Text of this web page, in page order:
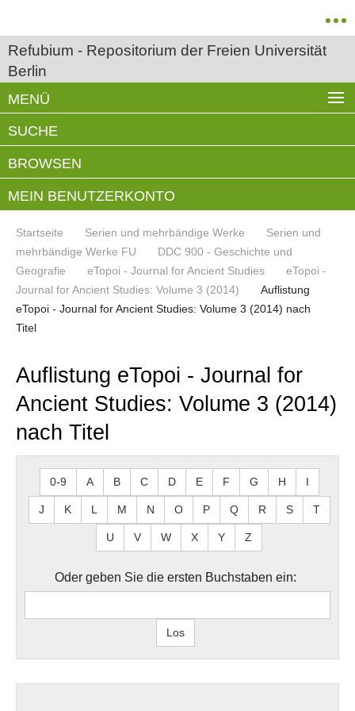
Refubium - Repositorium der Freien Universität
Berlin
MENÜ
SUCHE
BROWSEN
MEIN BENUTZERKONTO
Startseite Serien und mehrbändige Werke
Serien und
mehrbändige Werke FU
DDC 900 - Geschichte und
Geografie
eTopoi - Journal for Ancient Studies
eTopoi -
Journal for Ancient Studies: Volume 3 (2014)
Auflistung
eTopoi - Journal for Ancient Studies: Volume 3 (2014) nach
Titel
Auflistung eTopoi - Journal for
Ancient Studies: Volume 3 (2014)
nach Titel
0-9 A B C D E F G H I
J K L M N O P Q R S T
U V W X Y Z
Oder geben Sie die ersten Buchstaben ein: